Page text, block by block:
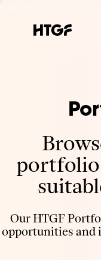
portfolio
Our HTGF
opportunities and